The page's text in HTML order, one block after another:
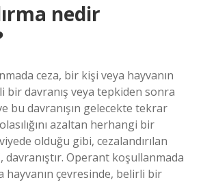
nedir
ceza, bir kişi veya hayvanın
bir davranış veya tepkiden sonra
bu davranışın gelecekte tekrar
azaltan herhangi bir
olduğu gibi, cezalandırılan
davranıştır. Operant koşullanmada
hayvanın çevresinde, belirli bir